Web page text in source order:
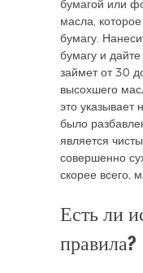
бумагой или
масла,
бумагу.
бумагу и
займет от 30
высохшего
это указывает
было
является
совершенно
скорее всего,
Есть ли
правила?